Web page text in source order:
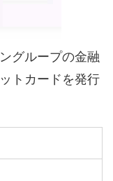
グループの金融
トカードを発行